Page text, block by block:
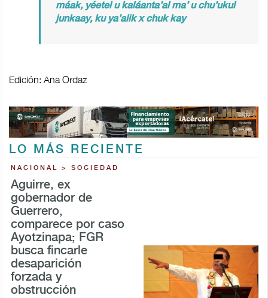
máak, yéetel u kaláanta’al ma’ u chu’ukul
junkaay, ku ya’alik x chuk kay
Edición: Ana Ordaz
LO MÁS RECIENTE
NACIONAL > SOCIEDAD
Aguirre, ex
gobernador de
Guerrero,
comparece por caso
Ayotzinapa; FGR
busca fincarle
desaparición
forzada y
obstrucción